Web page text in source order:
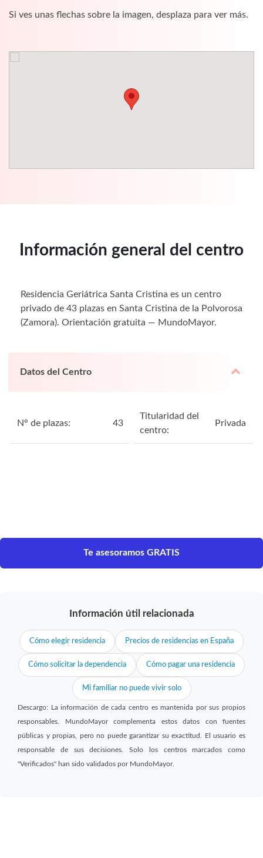
Si ves unas flechas sobre la imagen, desplaza para ver más.
Información general del centro
Residencia Geriátrica Santa Cristina es un centro
privado de 43 plazas en Santa Cristina de la Polvorosa
(Zamora). Orientación gratuita — MundoMayor.
Datos del Centro
N° de plazas: 43
Titularidad del
centro:
Privada
Te asesoramos GRATIS
Información útil relacionada
Cómo elegir residencia Precios de residencias en España
Cómo solicitar la dependencia Cómo pagar una residencia
Mi familiar no puede vivir solo
Descargo: La información de cada centro es mantenida por sus propios
responsables. MundoMayor complementa estos datos con fuentes
públicas y propias, pero no puede garantizar su exactitud. El usuario es
responsable de sus decisiones. Solo los centros marcados como
"Verificados" han sido validados por MundoMayor.